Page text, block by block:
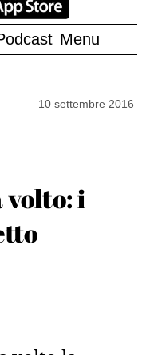
Menu
10 settembre 2016
volto: i